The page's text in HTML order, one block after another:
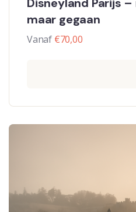
maar gegaan
Vanaf €70,00